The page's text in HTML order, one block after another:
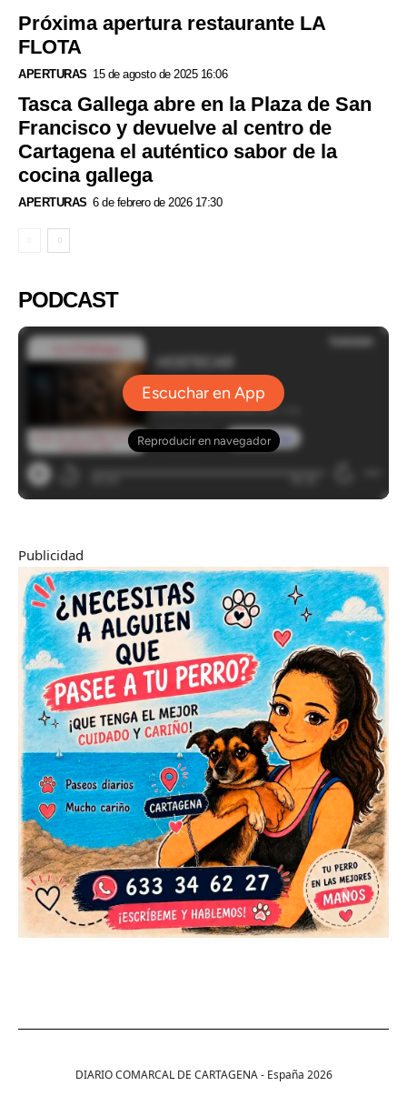
Próxima apertura restaurante LA
FLOTA
APERTURAS 15 de agosto de 2025 16:06
Tasca Gallega abre en la Plaza de San
Francisco y devuelve al centro de
Cartagena el auténtico sabor de la
cocina gallega
APERTURAS 6 de febrero de 2026 17:30
PODCAST
Publicidad
DIARIO COMARCAL DE CARTAGENA - España 2026